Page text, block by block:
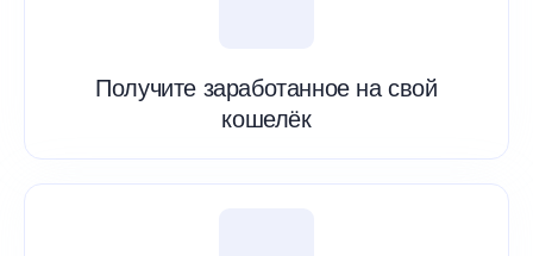
Получите заработанное на свой
кошелёк